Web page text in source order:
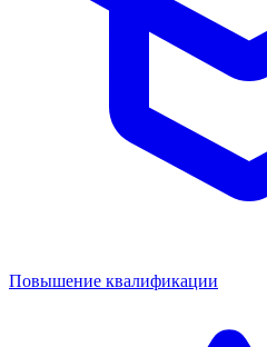
Повышение квалификации